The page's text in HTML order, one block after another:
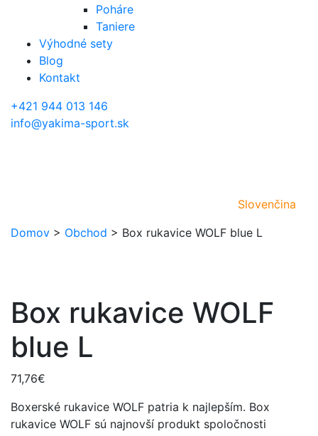
Poháre
Taniere
Výhodné sety
Blog
Kontakt
+421 944 013 146
info@yakima-sport.sk
Slovenčina
Domov > Obchod > Box rukavice WOLF blue L
Box rukavice WOLF
blue L
71,76€
Boxerské rukavice WOLF patria k najlepším. Box
rukavice WOLF sú najnovší produkt spoločnosti